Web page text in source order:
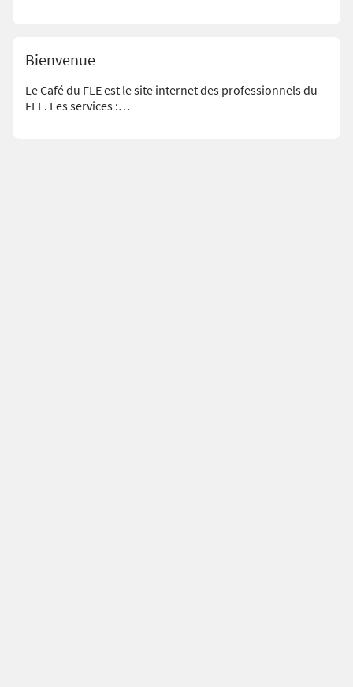
Bienvenue
Le Café du FLE est le site internet des professionnels du
FLE. Les services :…